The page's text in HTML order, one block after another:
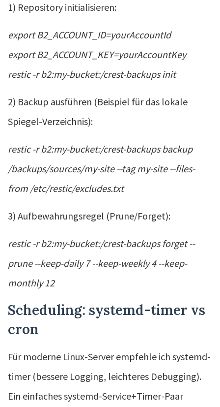
1) Repository initialisieren:
export B2_ACCOUNT_ID=yourAccountId
export B2_ACCOUNT_KEY=yourAccountKey
restic -r b2:my-bucket:/crest-backups init
2) Backup ausführen (Beispiel für das lokale
Spiegel-Verzeichnis):
restic -r b2:my-bucket:/crest-backups backup
/backups/sources/my-site --tag my-site --files-
from /etc/restic/excludes.txt
3) Aufbewahrungsregel (Prune/Forget):
restic -r b2:my-bucket:/crest-backups forget --
prune --keep-daily 7 --keep-weekly 4 --keep-
monthly 12
Scheduling: systemd-timer vs
cron
Für moderne Linux-Server empfehle ich systemd-
timer (bessere Logging, leichteres Debugging).
Ein einfaches systemd-Service+Timer-Paar